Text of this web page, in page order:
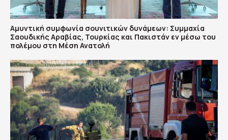
Αμυντική συμφωνία σουνιτικών δυνάμεων: Συμμαχία
Σαουδικής Αραβίας, Τουρκίας και Πακιστάν εν μέσω του
πολέμου στη Μέση Ανατολή